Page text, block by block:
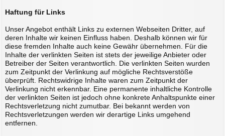
Haftung für Links
Unser Angebot enthält Links zu externen Webseiten Dritter, auf
deren Inhalte wir keinen Einfluss haben. Deshalb können wir für
diese fremden Inhalte auch keine Gewähr übernehmen. Für die
Inhalte der verlinkten Seiten ist stets der jeweilige Anbieter oder
Betreiber der Seiten verantwortlich. Die verlinkten Seiten wurden
zum Zeitpunkt der Verlinkung auf mögliche Rechtsverstöße
überprüft. Rechtswidrige Inhalte waren zum Zeitpunkt der
Verlinkung nicht erkennbar. Eine permanente inhaltliche Kontrolle
der verlinkten Seiten ist jedoch ohne konkrete Anhaltspunkte einer
Rechtsverletzung nicht zumutbar. Bei bekannt werden von
Rechtsverletzungen werden wir derartige Links umgehend
entfernen.